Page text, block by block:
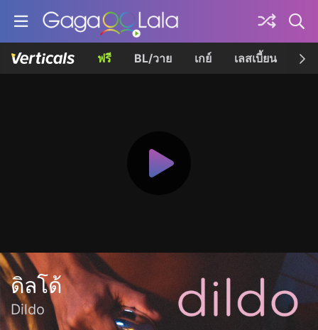
ฟรี BL/วาย เกย์ เลสเบี้ยน เค
ดิลโด้
Dildo